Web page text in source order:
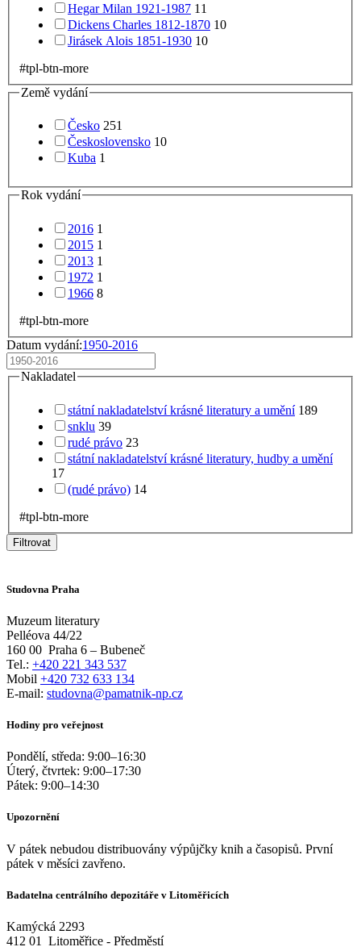
Hegar Milan 1921-1987 11
Dickens Charles 1812-1870 10
Jirásek Alois 1851-1930 10
#tpl-btn-more
Země vydání
Česko 251
Československo 10
Kuba 1
Rok vydání
2016 1
2015 1
2013 1
1972 1
1966 8
#tpl-btn-more
Datum vydání:1950-2016
Nakladatel
státní nakladatelství krásné literatury a umění 189
snklu 39
rudé právo 23
státní nakladatelství krásné literatury, hudby a umění
17
(rudé právo) 14
#tpl-btn-more
Filtrovat
Studovna Praha
Muzeum literatury
Pelléova 44/22
160 00 Praha 6 – Bubeneč
Tel.: +420 221 343 537
Mobil +420 732 633 134
E-mail: studovna@pamatnik-np.cz
Hodiny pro veřejnost
Pondělí, středa: 9:00–16:30
Úterý, čtvrtek: 9:00–17:30
Pátek: 9:00–14:30
Upozornění
V pátek nebudou distribuovány výpůjčky knih a časopisů. První
pátek v měsíci zavřeno.
Badatelna centrálního depozitáře v Litoměřicích
Kamýcká 2293
412 01
Litoměřice - Předměstí